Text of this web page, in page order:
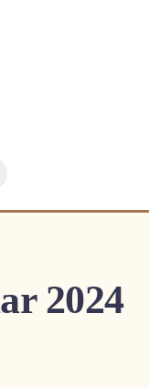
2024